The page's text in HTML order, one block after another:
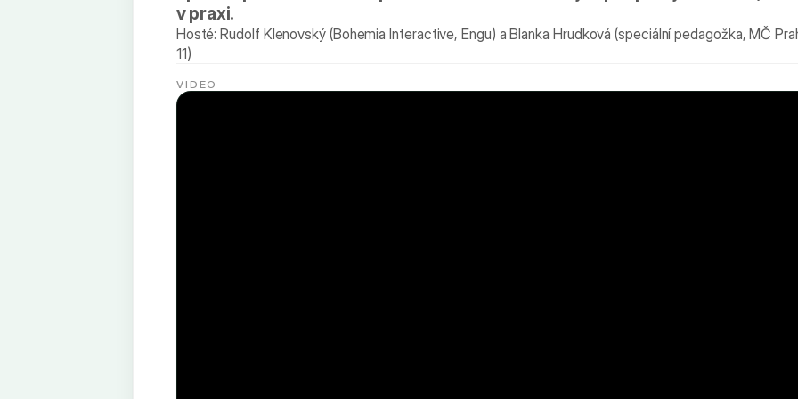
v praxi.
Hosté: Rudolf Klenovský (Bohemia Interactive, Engu) a Blanka Hrudková (speciální pedagožka, MČ
11)
VIDEO